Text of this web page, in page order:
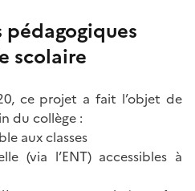
pédagogiques
scolaire
ce projet a fait l’objet de
du collège :
aux classes
(via l’ENT) accessibles à